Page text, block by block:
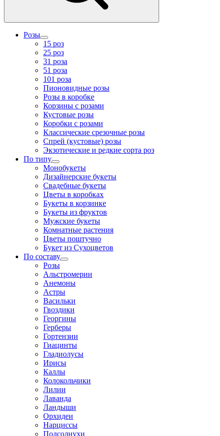
Розы
15 роз
25 роз
31 роза
51 роза
101 роза
Пионовидные розы
Розы в коробке
Корзины с розами
Кустовые розы
Коробки с розами
Классические срезочные розы
Спрей (кустовые) розы
Экзотические и редкие сорта роз
По типу
Монобукеты
Дизайнерские букеты
Свадебные букеты
Цветы в коробках
Букеты в корзинке
Букеты из фруктов
Мужские букеты
Комнатные растения
Цветы поштучно
Букет из Сухоцветов
По составу
Розы
Альстромерии
Анемоны
Астры
Васильки
Гвоздики
Георгины
Герберы
Гортензии
Гиацинты
Гладиолусы
Ирисы
Каллы
Колокольчики
Лилии
Лаванда
Ландыши
Орхидеи
Нарциссы
Подсолнухи